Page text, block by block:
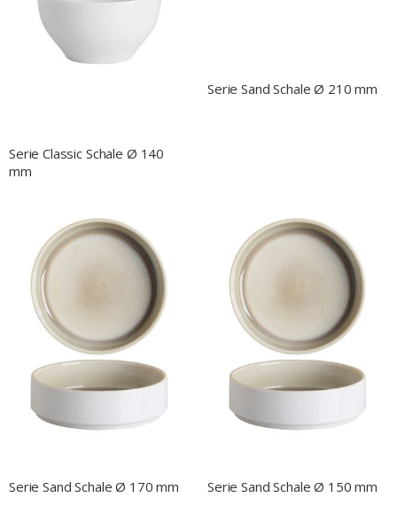
Serie Classic Schale Ø 140
mm
Serie Sand Schale Ø 210 mm
Serie Sand Schale Ø 170 mm Serie Sand Schale Ø 150 mm